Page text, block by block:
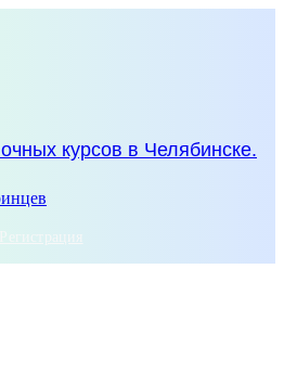
курсов в Челябинске.
Регистрация